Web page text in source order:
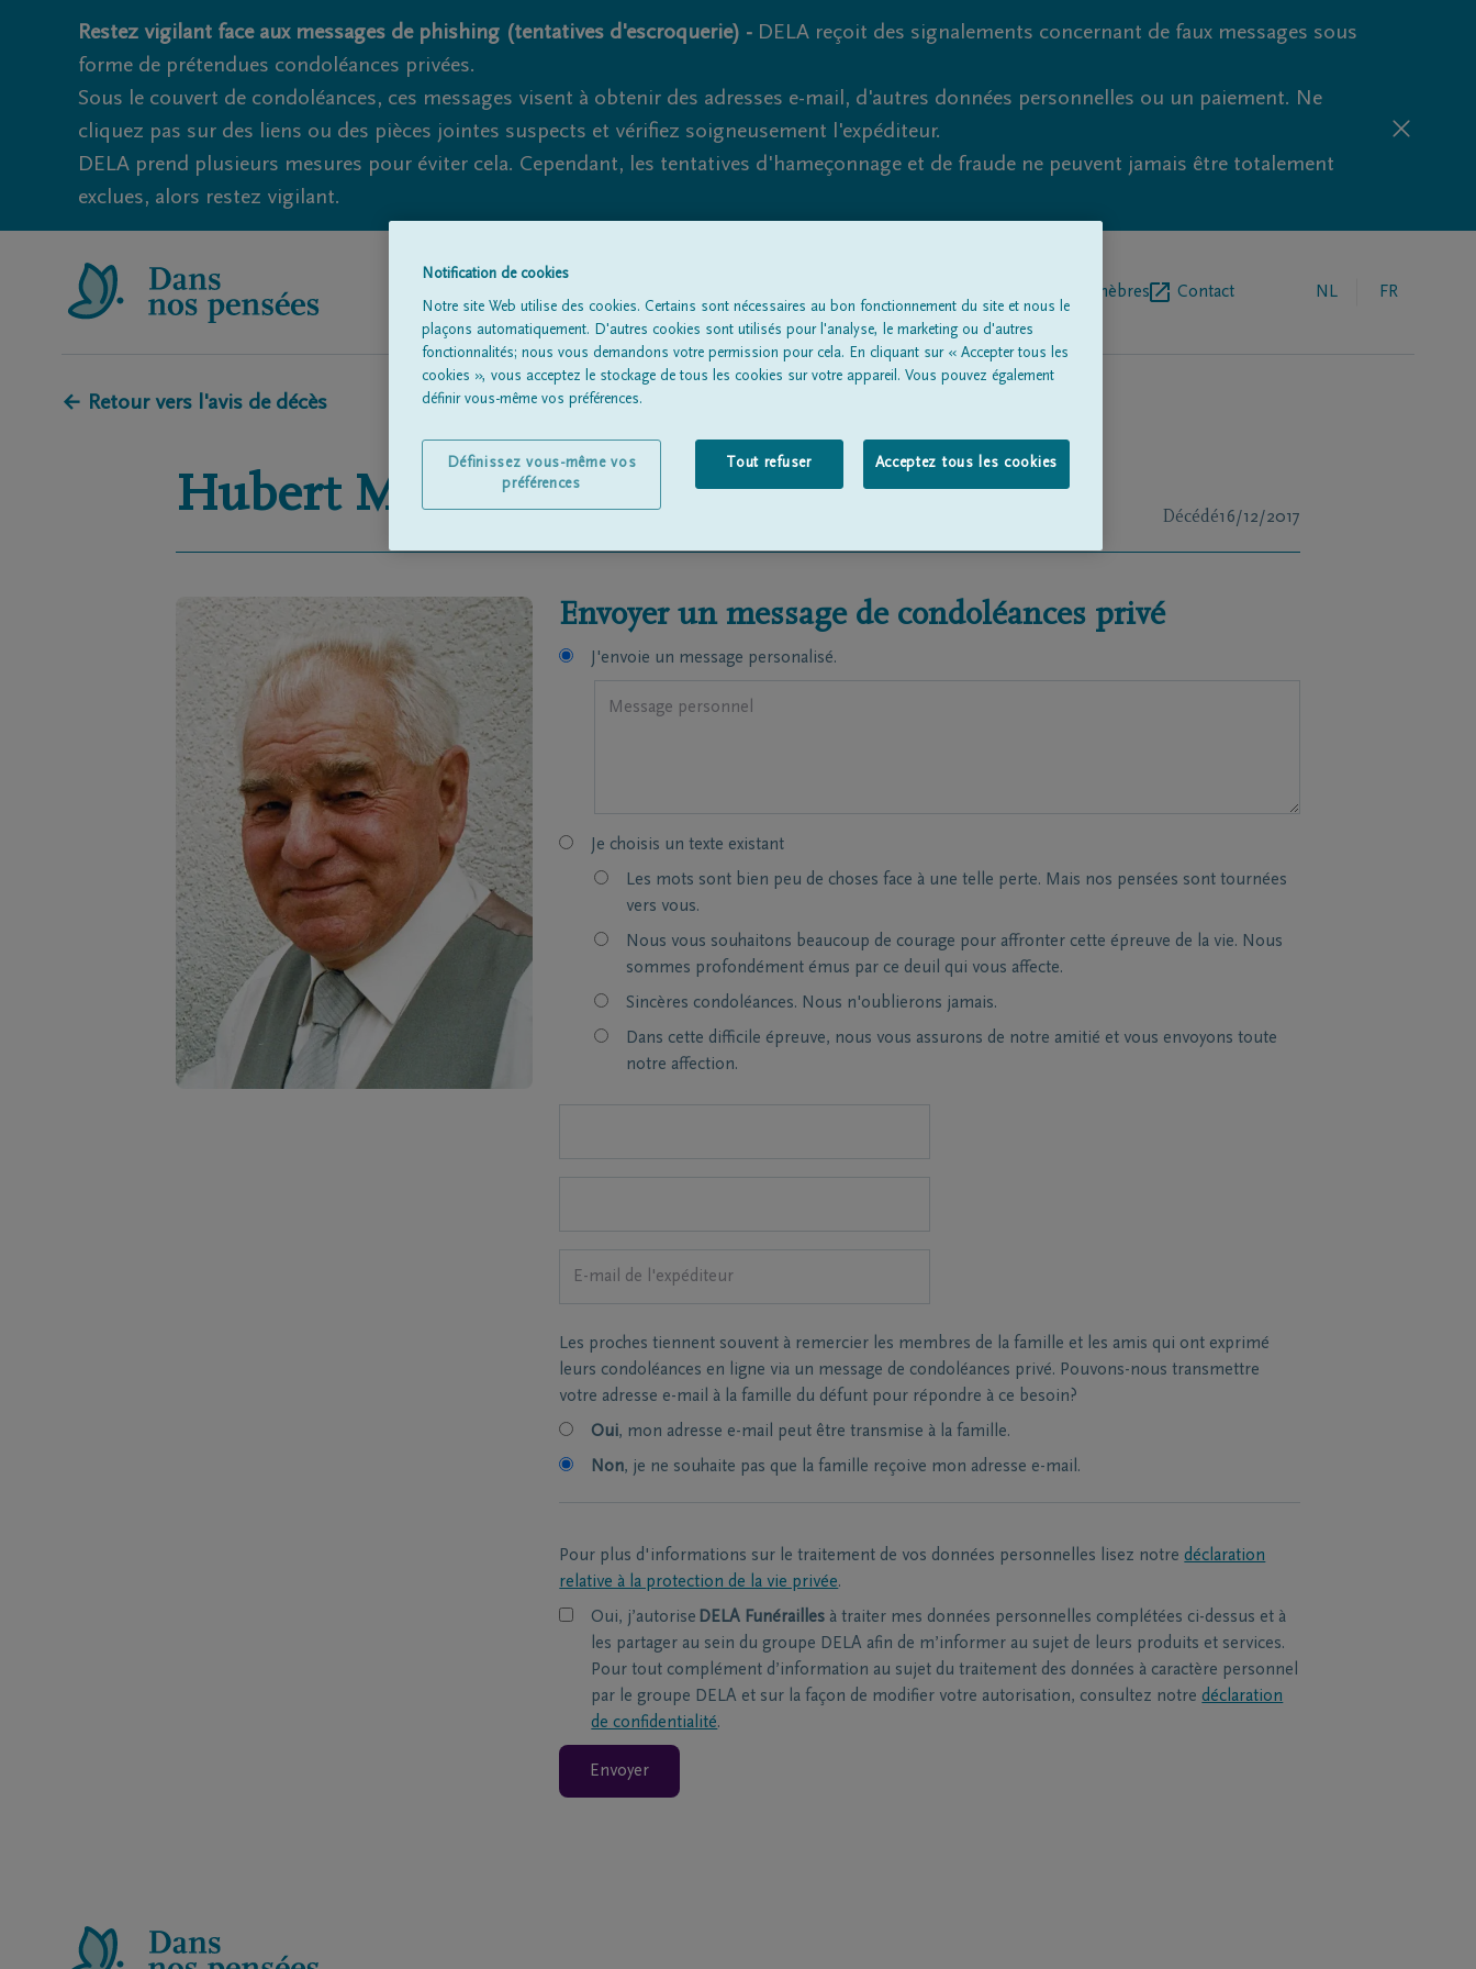
Restez vigilant face aux messages de phishing (tentatives d'escroquerie) - DELA reçoit des signalements concernant de faux messages sous
forme de prétendues condoléances privées.
Sous le couvert de condoléances, ces messages visent à obtenir des adresses e-mail, d'autres données personnelles ou un paiement. Ne
cliquez pas sur des liens ou des pièces jointes suspects et vérifiez soigneusement l'expéditeur.
DELA prend plusieurs mesures pour éviter cela. Cependant, les tentatives d'hameçonnage et de fraude ne peuvent jamais être totalement
exclues, alors restez vigilant.
Entrepreneur de pompes funèbres Contact NL FR
← Retour vers l'avis de décès
Hubert Meeuwissen Décédé16/12/2017
Envoyer un message de condoléances privé
J'envoie un message personalisé.
Je choisis un texte existant
Les mots sont bien peu de choses face à une telle perte. Mais nos pensées sont tournées
vers vous.
Nous vous souhaitons beaucoup de courage pour affronter cette épreuve de la vie. Nous
sommes profondément émus par ce deuil qui vous affecte.
Sincères condoléances. Nous n'oublierons jamais.
Dans cette difficile épreuve, nous vous assurons de notre amitié et vous envoyons toute
notre affection.
Les proches tiennent souvent à remercier les membres de la famille et les amis qui ont exprimé
leurs condoléances en ligne via un message de condoléances privé. Pouvons-nous transmettre
votre adresse e-mail à la famille du défunt pour répondre à ce besoin?
Oui, mon adresse e-mail peut être transmise à la famille.
Non, je ne souhaite pas que la famille reçoive mon adresse e-mail.
Pour plus d'informations sur le traitement de vos données personnelles lisez notredéclaration
relative à la protection de la vie privée.
Oui, j’autorise DELA Funérailles à traiter mes données personnelles complétées ci-dessus et à
les partager au sein du groupe DELA afin de m’informer au sujet de leurs produits et services.
Pour tout complément d’information au sujet du traitement des données à caractère personnel
par le groupe DELA et sur la façon de modifier votre autorisation, consultez notredéclaration
de confidentialité.
Envoyer
Notification de cookies
Notre site Web utilise des cookies. Certains sont nécessaires au bon fonctionnement du site et nous le
plaçons automatiquement. D'autres cookies sont utilisés pour l'analyse, le marketing ou d'autres
fonctionnalités; nous vous demandons votre permission pour cela. En cliquant sur « Accepter tous les
cookies », vous acceptez le stockage de tous les cookies sur votre appareil. Vous pouvez également
définir vous-même vos préférences.
Tout refuser Acceptez tous les cookies
Définissez vous-même vos
préférences